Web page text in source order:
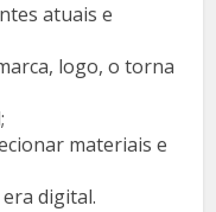
atuais e
logo, o torna
materiais e
digital.